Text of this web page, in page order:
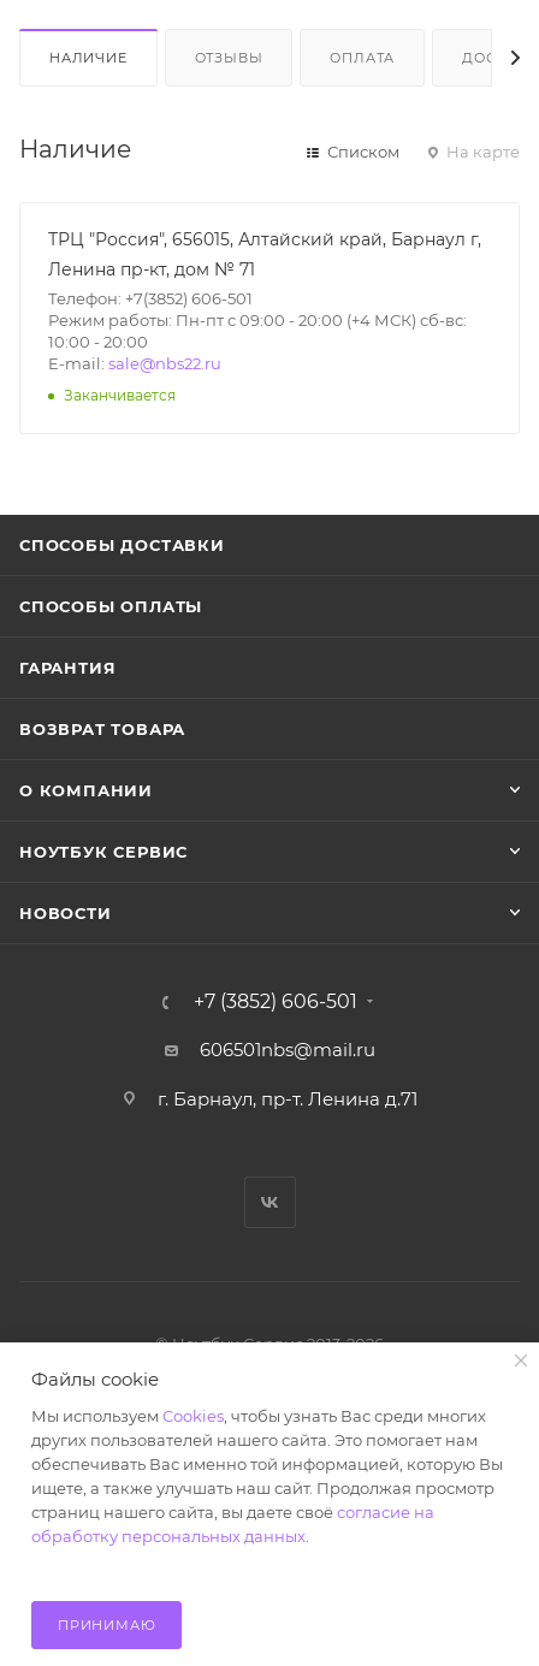
НАЛИЧИЕ ОТЗЫВЫ ОПЛАТА
Наличие Списком На карте
ТРЦ "Россия", 656015, Алтайский край, Барнаул г,
Ленина пр-кт, дом № 71
Телефон: +7(3852) 606-501
Режим работы: Пн-пт с 09:00 - 20:00 (+4 МСК) сб-вс:
10:00 - 20:00
E-mail: sale@nbs22.ru
Заканчивается
СПОСОБЫ ДОСТАВКИ
СПОСОБЫ ОПЛАТЫ
ГАРАНТИЯ
ВОЗВРАТ ТОВАРА
О КОМПАНИИ
НОУТБУК СЕРВИС
НОВОСТИ
+7 (3852) 606-501
606501nbs@mail.ru
г. Барнаул, пр-т. Ленина д.71
© Ноутбук Сервис 2013-2026
Интернет-магазин запчастей и аксессуаров
Powered by: WebdEvILoper
Файлы cookie
Мы используем Cookies , чтобы узнать Вас среди многих
других пользователей нашего сайта. Это помогает нам
обеспечивать Вас именно той информацией, которую Вы
ищете, а также улучшать наш сайт. Продолжая просмотр
страниц нашего сайта, вы даете своёсогласие на
обработку персональных данных
ПРИНИМАЮ